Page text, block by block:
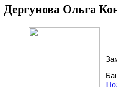
Дергунова Ольга